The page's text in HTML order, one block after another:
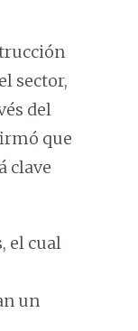
sector,
del
que
clave
el cual
un